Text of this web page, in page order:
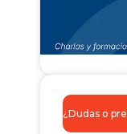
¿Dudas o